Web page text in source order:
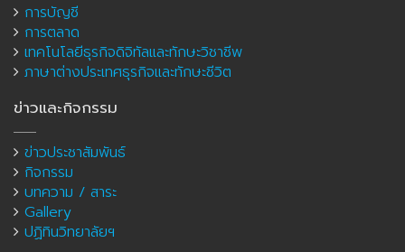
การบัญชี
การตลาด
เทคโนโลยีธุรกิจดิจิทัลและทักษะวิชาชีพ
ภาษาต่างประเทศธุรกิจและทักษะชีวิต
ข่าวและกิจกรรม
ข่าวประชาสัมพันธ์
กิจกรรม
บทความ / สาระ
Gallery
ปฏิทินวิทยาลัยฯ